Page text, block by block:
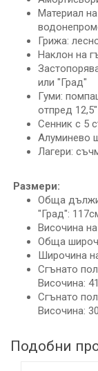
Материал
Грижа:
Наклон на
или "Град"
Гуми:
отпред
Сенник с 5
Алуминево
Лагери:
Размери:
Обща
"Град":
Височина
Обща
Широчина
Сгънато
Височина:
Сгънато
Височина:
Подобни